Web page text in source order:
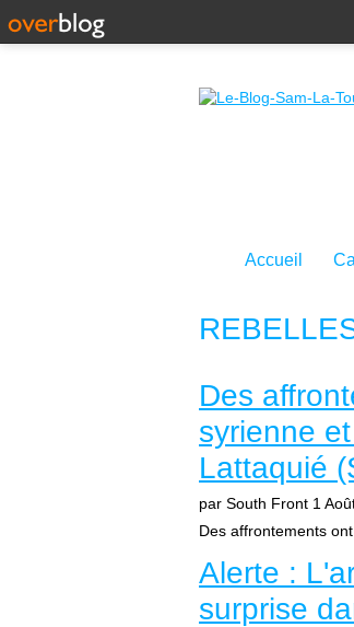
Accueil
Des
syrienne
Lattaquié
par South Front 1
Des affrontements
Alerte :
surprise